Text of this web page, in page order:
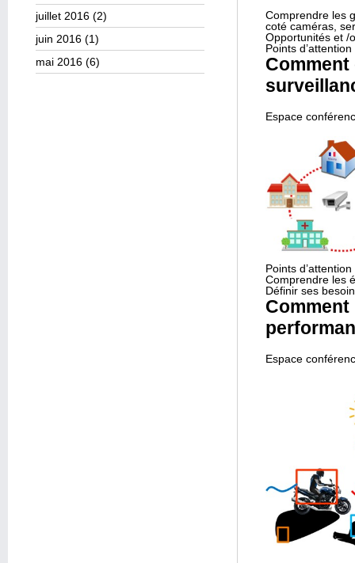
juillet 2016 (2)
juin 2016 (1)
mai 2016 (6)
Comprendre les
coté caméras,
Opportunités et /
Points
Espace
Points
Comprendre les
Définir ses
Espace